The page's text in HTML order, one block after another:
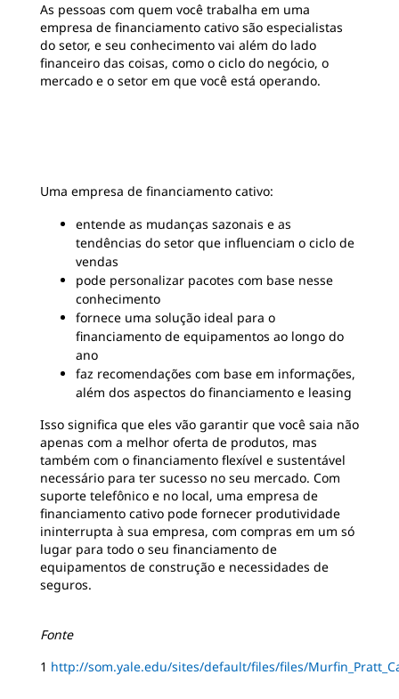
As pessoas com quem você trabalha em uma
empresa de financiamento cativo são especialistas
do setor, e seu conhecimento vai além do lado
financeiro das coisas, como o ciclo do negócio, o
mercado e o setor em que você está operando.
Uma empresa de financiamento cativo:
entende as mudanças sazonais e as
tendências do setor que influenciam o ciclo de
vendas
pode personalizar pacotes com base nesse
conhecimento
fornece uma solução ideal para o
financiamento de equipamentos ao longo do
ano
faz recomendações com base em informações,
além dos aspectos do financiamento e leasing
Isso significa que eles vão garantir que você saia não
apenas com a melhor oferta de produtos, mas
também com o financiamento flexível e sustentável
necessário para ter sucesso no seu mercado. Com
suporte telefônico e no local, uma empresa de
financiamento cativo pode fornecer produtividade
ininterrupta à sua empresa, com compras em um só
lugar para todo o seu financiamento de
equipamentos de construção e necessidades de
seguros.
Fonte
1 http://som.yale.edu/sites/default/files/files/